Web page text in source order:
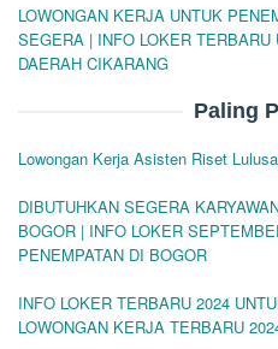
LOWONGAN KERJA UNTUK
SEGERA | INFO LOKER TERBARU
DAERAH CIKARANG
Paling
Lowongan Kerja Asisten Riset
DIBUTUHKAN SEGERA
BOGOR | INFO LOKER
PENEMPATAN DI BOGOR
INFO LOKER TERBARU 2024
LOWONGAN KERJA TERBARU